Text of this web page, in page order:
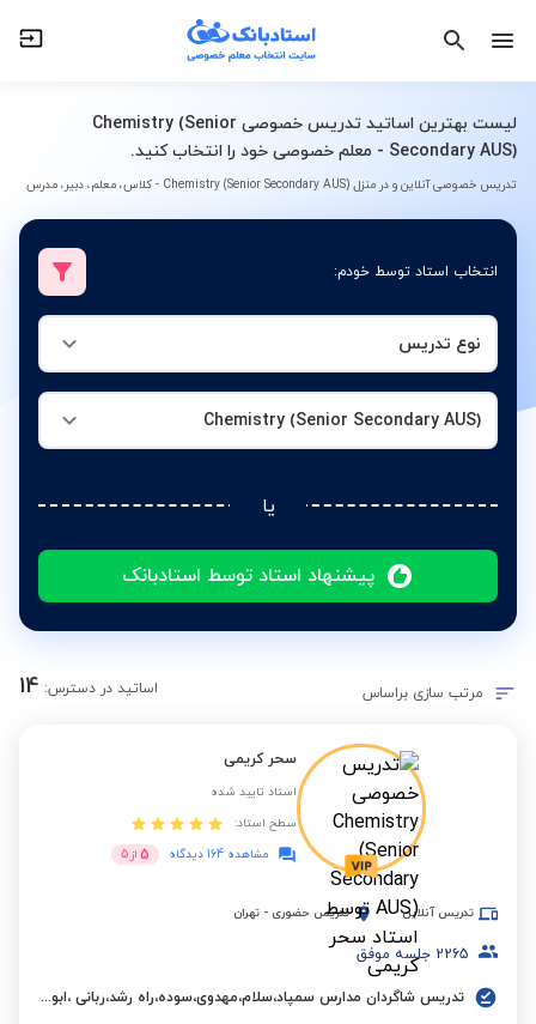
لیست بهترین اساتید تدریس خصوصی Chemistry (Senior
Secondary AUS) - معلم خصوصی خود را انتخاب کنید.
تدریس خصوصی آنلاین و در منزل Chemistry (Senior Secondary AUS) - کلاس، معلم، دبیر، مدرس
انتخاب استاد توسط خودم:
نوع تدریس
Chemistry (Senior Secondary AUS)
یا
پیشنهاد استاد توسط استادبانک
مرتب سازی براساس اساتید در دسترس: 14
سحر کریمی
استاد تایید شده
سطح استاد:
مشاهده 164 دیدگاه
5 از 5
تدریس آنلاین تدریس حضوری - تهران
2265 جلسه موفق
تدریس شاگردان مدارس سمپاد،سلام،مهدوی،سوده،راه رشد،ربانی ،ابوعلی سینا،البرز و مدارس بین المللی.